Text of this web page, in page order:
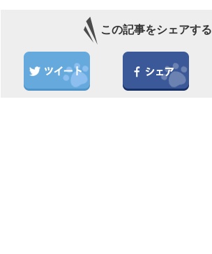
この記事をシェアする